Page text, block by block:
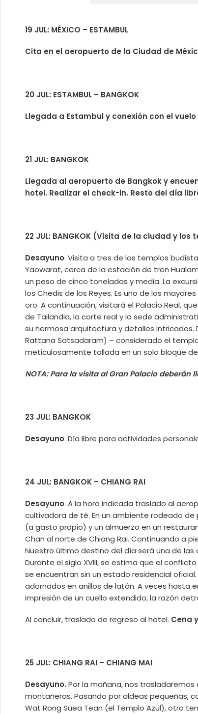
19 JUL: MÉXICO – ESTAMBUL
Cita en el aeropuerto de la Ciudad de
20 JUL: ESTAMBUL – BANGKOK
Llegada a Estambul y conexión con el
21 JUL: BANGKOK
Llegada al aeropuerto de Bangkok y
hotel. Realizar el check-in. Resto del día
22 JUL: BANGKOK (Visita de la ciudad y
Desayuno. Visita a tres de los templos
Yaowarat, cerca de la estación de tren
un peso de cinco toneladas y media. La
los Chedis de los Reyes. Es uno de los
oro. A continuación, visitará el Palacio Real,
de Tailandia, la corte real y la sede
su hermosa arquitectura y detalles intricados.
Rattana Satsadaram) – considerado el
meticulosamente tallada en un solo bloque
NOTA: Para la visita al Gran Palacio
23 JUL: BANGKOK
Desayuno. Día libre para actividades
24 JUL: BANGKOK – CHIANG RAI
Desayuno. A la hora indicada traslado al
cultivadora de té. En un ambiente rodeado
(a gasto propio) y un almuerzo en un
Chan al norte de Chiang Rai. Continuando a
Nuestro último destino del día será una de
Durante el siglo XVIII, se estima que el
se encuentran sin un estado residencial
adornados en anillos de latón. A veces hasta
impresión de un cuello extendido; la razón
Al concluir, traslado de regreso al hotel. Cena
25 JUL: CHIANG RAI – CHIANG MAI
Desayuno. Por la mañana, nos trasladaremos
montañeras. Pasando por aldeas pequeñas,
Wat Rong Suea Tean (el Templo Azul), otro